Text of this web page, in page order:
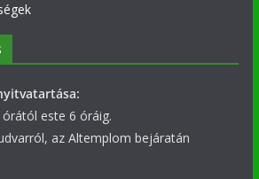
este 6 óráig.
az Altemplom bejáratán